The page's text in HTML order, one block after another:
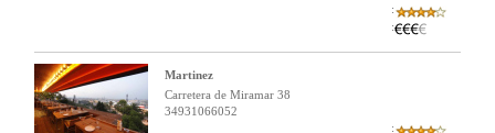
:
:
Martinez
Carretera de Miramar 38
34931066052
: